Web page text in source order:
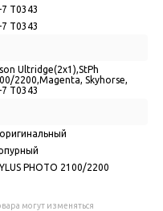
7 T0343
7 T0343
Ultridge(2х1),StPh
2200,Magenta, Skyhorse,
7 T0343
PHOTO 2100/2200
могут изменяться